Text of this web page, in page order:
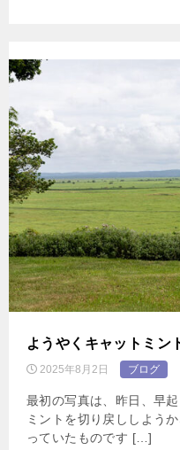
ようやくキャットミン
2025年8月2日 ブログ
最初の写真は、昨日、早
ミントを切り戻ししよう
っていたものです […]